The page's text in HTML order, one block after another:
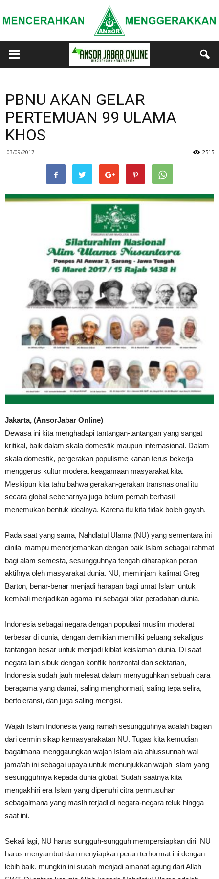
PBNU AKAN GELAR
PERTEMUAN 99 ULAMA
KHOS
03/09/2017 2515
Jakarta, (AnsorJabar Online)
Dewasa ini kita menghadapi tantangan-tantangan yang sangat
kritikal, baik dalam skala domestik maupun internasional. Dalam
skala domestik, pergerakan populisme kanan terus bekerja
menggerus kultur moderat keagamaan masyarakat kita.
Meskipun kita tahu bahwa gerakan-gerakan transnasional itu
secara global sebenarnya juga belum pernah berhasil
menemukan bentuk idealnya. Karena itu kita tidak boleh goyah.
Pada saat yang sama, Nahdlatul Ulama (NU) yang sementara ini
dinilai mampu menerjemahkan dengan baik Islam sebagai rahmat
bagi alam semesta, sesungguhnya tengah diharapkan peran
aktifnya oleh masyarakat dunia. NU, meminjam kalimat Greg
Barton, benar-benar menjadi harapan bagi umat Islam untuk
kembali menjadikan agama ini sebagai pilar peradaban dunia.
Indonesia sebagai negara dengan populasi muslim moderat
terbesar di dunia, dengan demikian memiliki peluang sekaligus
tantangan besar untuk menjadi kiblat keislaman dunia. Di saat
negara lain sibuk dengan konflik horizontal dan sektarian,
Indonesia sudah jauh melesat dalam menyuguhkan sebuah cara
beragama yang damai, saling menghormati, saling tepa selira,
bertoleransi, dan juga saling mengisi.
Wajah Islam Indonesia yang ramah sesungguhnya adalah bagian
dari cermin sikap kemasyarakatan NU. Tugas kita kemudian
bagaimana menggaungkan wajah Islam ala ahlussunnah wal
jama’ah ini sebagai upaya untuk menunjukkan wajah Islam yang
sesungguhnya kepada dunia global. Sudah saatnya kita
mengakhiri era Islam yang dipenuhi citra permusuhan
sebagaimana yang masih terjadi di negara-negara teluk hingga
saat ini.
Sekali lagi, NU harus sungguh-sungguh mempersiapkan diri. NU
harus menyambut dan menyiapkan peran terhormat ini dengan
lebih baik. mungkin ini sudah menjadi amanat agung dari Allah